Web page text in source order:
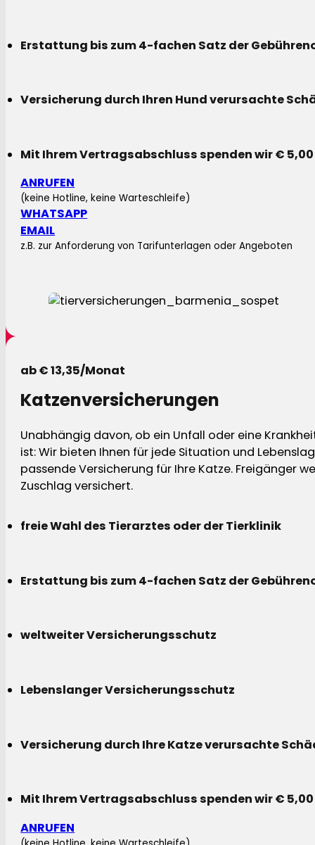
Erstattung bis zum 4-fachen Satz der
Versicherung durch Ihren Hund verursachte
Mit Ihrem Vertragsabschluss spenden wir €
ANRUFEN
(keine Hotline, keine Warteschleife)
WHATSAPP
EMAIL
z.B. zur Anforderung von Tarifunterlagen oder Angeboten
ab € 13,35/Monat
Katzenversicherungen
Unabhängig davon, ob ein Unfall oder eine
ist: Wir bieten Ihnen für jede Situation und
passende Versicherung für Ihre Katze. Freigänger
Zuschlag versichert.
freie Wahl des Tierarztes oder der Tierklinik
Erstattung bis zum 4-fachen Satz der
weltweiter Versicherungsschutz
Lebenslanger Versicherungsschutz
Versicherung durch Ihre Katze verursachte
Mit Ihrem Vertragsabschluss spenden wir €
ANRUFEN